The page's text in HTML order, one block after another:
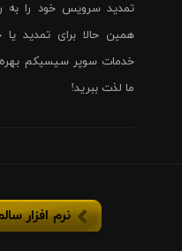
تمدید سرویس خود را به
همین حالا برای تمدید
خدمات سوپر سیسیکم
ما لذت ببرید!
نرم افزار